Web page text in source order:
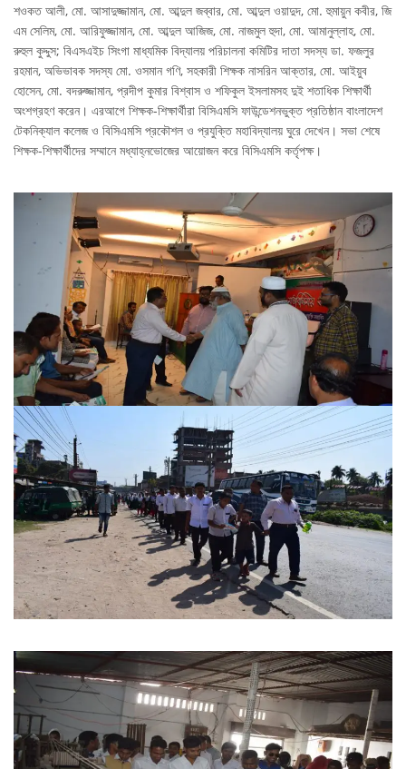
শওকত আলী, মো. আসাদুজ্জামান, মো. আব্দুল জব্বার, মো. আব্দুল ওয়াদুদ, মো. হুমায়ুন কবীর, জি
এম সেলিম, মো. আরিফুজ্জামান, মো. আব্দুল আজিজ, মো. নাজমুল হুদা, মো. আমানুল্লাহ, মো.
রুহুল কুদ্দুস; বিএসএইচ সিংগা মাধ্যমিক বিদ্যালয় পরিচালনা কমিটির দাতা সদস্য ডা. ফজলুর
রহমান, অভিভাবক সদস্য মো. ওসমান গণি, সহকারী শিক্ষক নাসরিন আক্তার, মো. আইয়ুব
হোসেন, মো. বদরুজ্জামান, প্রদীপ কুমার বিশ্বাস ও শফিকুল ইসলামসহ দুই শতাধিক শিক্ষার্থী
অংশগ্রহণ করেন। এরআগে শিক্ষক-শিক্ষার্থীরা বিসিএমসি ফাউন্ডেশনভুক্ত প্রতিষ্ঠান বাংলাদেশ
টেকনিক্যাল কলেজ ও বিসিএমসি প্রকৌশল ও প্রযুক্তি মহাবিদ্যালয় ঘুরে দেখেন। সভা শেষে
শিক্ষক-শিক্ষার্থীদের সম্মানে মধ্যাহ্নভোজের আয়োজন করে বিসিএমসি কর্তৃপক্ষ।